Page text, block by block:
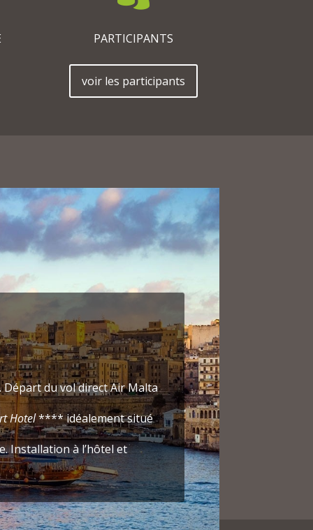
PARTICIPANTS
voir les participants
Départ du vol direct Air Malta
Hotel**** idéalement situé
Installation à l’hôtel et